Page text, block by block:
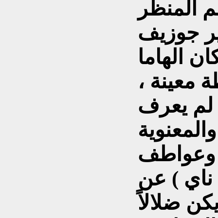
المنظر
جوزيف
الهاما
معينة ،
لم يعرف
وعواطف
ناي ) عن
ضلالاً